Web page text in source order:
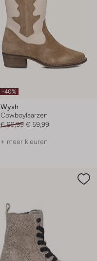
-40%
Wysh
Cowboylaarzen
€ 99,99 € 59,99
+ meer kleuren